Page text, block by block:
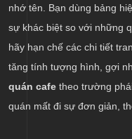
nhớ tên. Bạn dùng bảng
sự khác biệt so với những
hãy hạn chế các chi tiết
tăng tính tượng hình, gợi
quán cafe theo trường
quán mất đi sự đơn giản,